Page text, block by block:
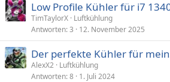
Low Profile Kühler für i7
TimTaylorX Luftkühlung
Antworten 3 12. November 2025
Der perfekte Kühler für
AlexX2 Luftkühlung
Antworten 8 1. Juli 2024